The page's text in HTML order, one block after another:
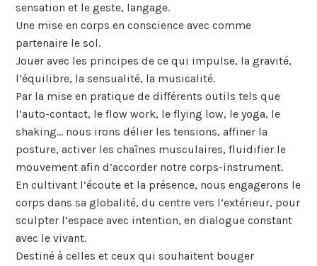
sensation et le geste, langage.
Une mise en corps en conscience avec comme
partenaire le sol.
Jouer avec les principes de ce qui impulse, la gravité,
l’équilibre, la sensualité, la musicalité.
Par la mise en pratique de différents outils tels que
l’auto-contact, le flow work, le flying low, le yoga, le
shaking… nous irons délier les tensions, affiner la
posture, activer les chaînes musculaires, fluidifier le
mouvement afin d’accorder notre corps-instrument.
En cultivant l’écoute et la présence, nous engagerons le
corps dans sa globalité, du centre vers l’extérieur, pour
sculpter l’espace avec intention, en dialogue constant
avec le vivant.
Destiné à celles et ceux qui souhaitent bouger